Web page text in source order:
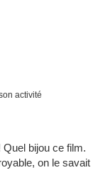
activité
bijou ce film.
on le savait